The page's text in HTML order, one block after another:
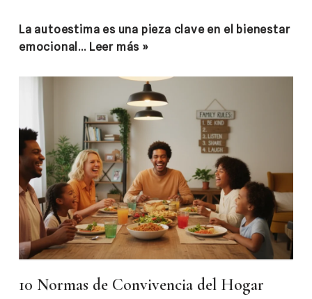
La autoestima es una pieza clave en el bienestar
emocional… Leer más »
10 Normas de Convivencia del Hogar